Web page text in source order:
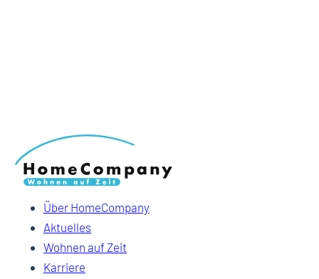
Über HomeCompany
Aktuelles
Wohnen auf Zeit
Karriere